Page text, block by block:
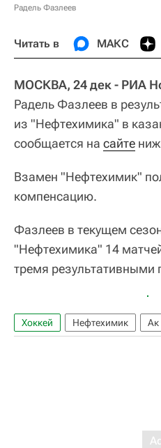
Радель Фазлеев
Читать в МАКС
МОСКВА, 24 дек - РИА
Радель Фазлеев в
из "Нефтехимика" в
сообщается на сайте
Взамен "Нефтехимик"
компенсацию.
Фазлеев в текущем
"Нефтехимика" 14
тремя результативными
Хоккей Нефтехимик Ак